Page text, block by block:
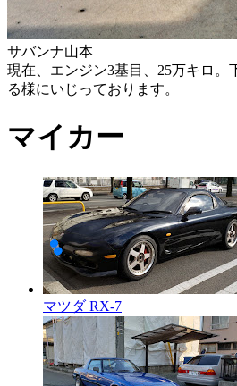
サバンナ山本
現在、エンジン3基目、25万キロ。
る様にいじっております。
マイカー
マツダ RX-7